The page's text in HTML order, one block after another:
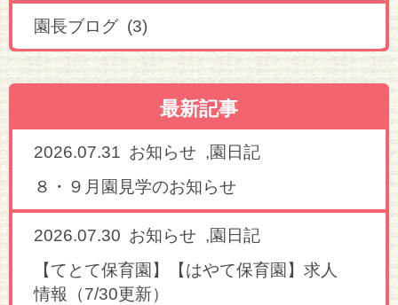
園長ブログ (3)
最新記事
2026.07.31 お知らせ ,園日記
８・９月園見学のお知らせ
2026.07.30 お知らせ ,園日記
【てとて保育園】【はやて保育園】求人
情報（7/30更新）